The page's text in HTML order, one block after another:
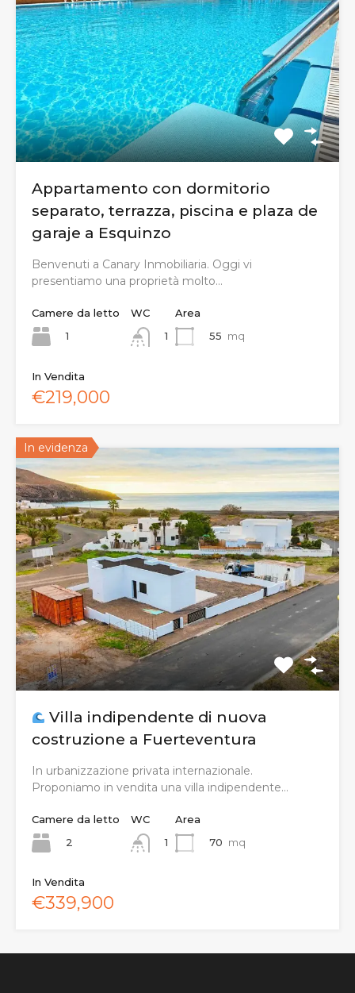
Appartamento con dormitorio
separato, terrazza, piscina e plaza de
garaje a Esquinzo
Benvenuti a Canary Inmobiliaria. Oggi vi
presentiamo una proprietà molto…
Camere da letto
1
WC
1
Area
55 mq
In Vendita
€219,000
In evidenza
Villa indipendente di nuova
costruzione a Fuerteventura
In urbanizzazione privata internazionale.
Proponiamo in vendita una villa indipendente…
Camere da letto
2
WC
1
Area
70 mq
In Vendita
€339,900